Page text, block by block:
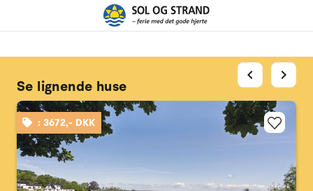
Se lignende huse
: 3672,- DKK
chevron_left chevron_right